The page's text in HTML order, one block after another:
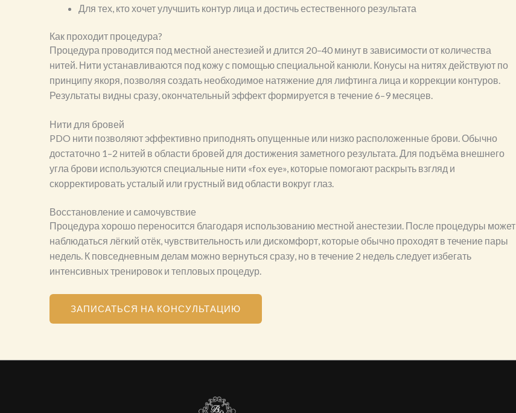
Для тех, кто хочет улучшить контур лица и достичь естественного результата
Как проходит процедура?
Процедура проводится под местной анестезией и длится 20–40 минут в зависимости от количества
нитей. Нити устанавливаются под кожу с помощью специальной канюли. Конусы на нитях действуют по
принципу якоря, позволяя создать необходимое натяжение для лифтинга лица и коррекции контуров.
Результаты видны сразу, окончательный эффект формируется в течение 6–9 месяцев.
Нити для бровей
PDO нити позволяют эффективно приподнять опущенные или низко расположенные брови. Обычно
достаточно 1–2 нитей в области бровей для достижения заметного результата. Для подъёма внешнего
угла брови используются специальные нити «fox eye», которые помогают раскрыть взгляд и
скорректировать усталый или грустный вид области вокруг глаз.
Восстановление и самочувствие
Процедура хорошо переносится благодаря использованию местной анестезии. После процедуры может
наблюдаться лёгкий отёк, чувствительность или дискомфорт, которые обычно проходят в течение пары
недель. К повседневным делам можно вернуться сразу, но в течение 2 недель следует избегать
интенсивных тренировок и тепловых процедур.
ЗАПИСАТЬСЯ НА КОНСУЛЬТАЦИЮ